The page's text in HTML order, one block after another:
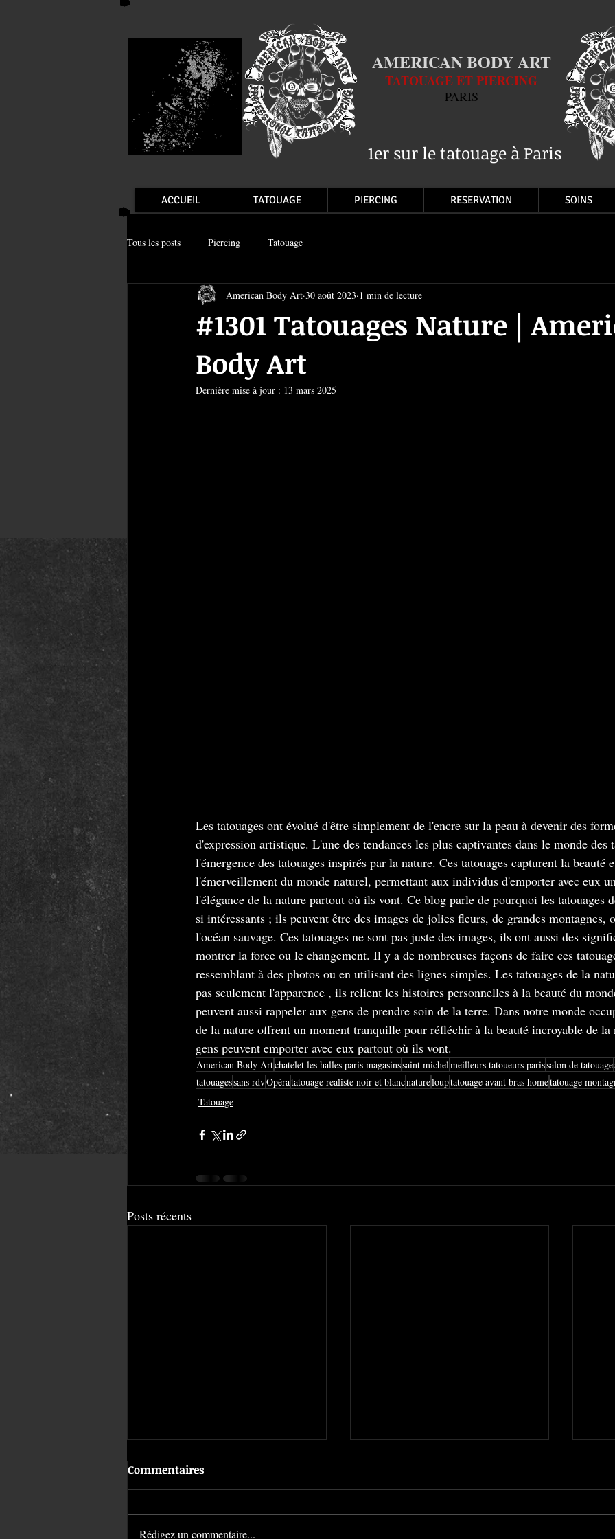
AMERICAN BODY ART
TATOUAGE ET PIERCING
PARIS
1er sur le tatouage à Paris
ACCUEIL TATOUAGE PIERCING RESERVATION SOINS
Tous les posts Piercing Tatouage
#1301 Tatouages Nature |
Body Art
American Body Art 30 août 2023 1 min de lecture
Dernière mise à jour : 13 mars 2025
Les tatouages ont évolué d'être simplement de l'encre sur la peau à devenir des
d'expression artistique. L'une des tendances les plus captivantes dans le monde des
l'émergence des tatouages inspirés par la nature. Ces tatouages capturent la beauté
l'émerveillement du monde naturel, permettant aux individus d'emporter avec eux
l'élégance de la nature partout où ils vont. Ce blog parle de pourquoi les tatouages
si intéressants ; ils peuvent être des images de jolies fleurs, de grandes montagnes,
l'océan sauvage. Ces tatouages ne sont pas juste des images, ils ont aussi des
montrer la force ou le changement. Il y a de nombreuses façons de faire ces
ressemblant à des photos ou en utilisant des lignes simples. Les tatouages de la
pas seulement l'apparence , ils relient les histoires personnelles à la beauté du
peuvent aussi rappeler aux gens de prendre soin de la terre. Dans notre monde
de la nature offrent un moment tranquille pour réfléchir à la beauté incroyable de
gens peuvent emporter avec eux partout où ils vont.
American Body Artchatelet les halles paris magasinssaint michelmeilleurs tatoueurs parissalon de tatouage
tatouagessans rdvOpératatouage realiste noir et blancnaturelouptatouage avant bras hometatouage
Tatouage
Posts récents
Commentaires
Rédigez un commentaire...